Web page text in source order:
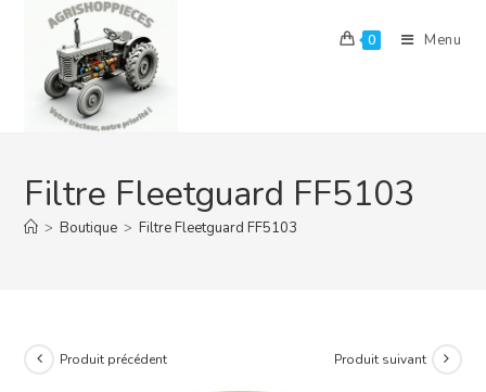
content
0 Menu
Filtre Fleetguard FF5103
> Boutique > Filtre Fleetguard FF5103
Produit précédent Produit suivant